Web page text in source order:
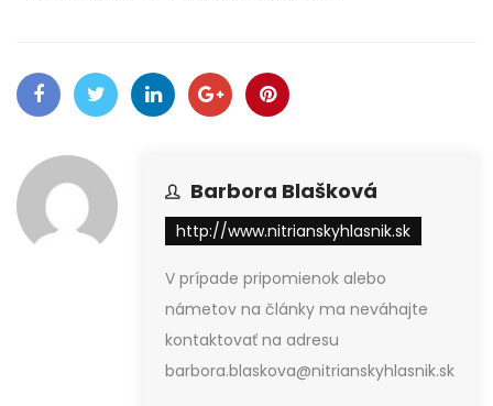
Barbora Blašková
http://www.nitrianskyhlasnik.sk
V prípade pripomienok alebo
námetov na články ma neváhajte
kontaktovať na adresu
barbora.blaskova@nitrianskyhlasnik.sk